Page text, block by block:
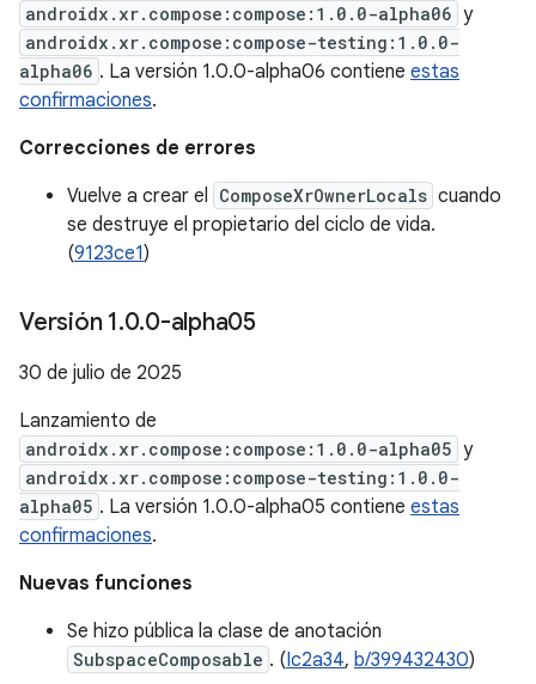
androidx.xr.compose:compose:1.0.0-alpha06 y
androidx.xr.compose:compose-testing:1.0.0-
alpha06 . La versión 1.0.0-alpha06 contiene estas
confirmaciones.
Correcciones de errores
Vuelve a crear el ComposeXrOwnerLocals cuando
se destruye el propietario del ciclo de vida.
(9123ce1)
Versión 1.0.0-alpha05
30 de julio de 2025
Lanzamiento de
androidx.xr.compose:compose:1.0.0-alpha05 y
androidx.xr.compose:compose-testing:1.0.0-
alpha05 . La versión 1.0.0-alpha05 contiene estas
confirmaciones.
Nuevas funciones
Se hizo pública la clase de anotación
SubspaceComposable . (Ic2a34, b/399432430)